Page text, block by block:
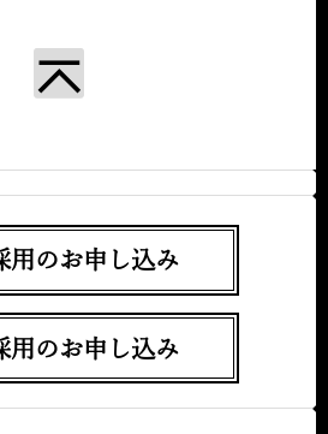
用のお申し込み
用のお申し込み